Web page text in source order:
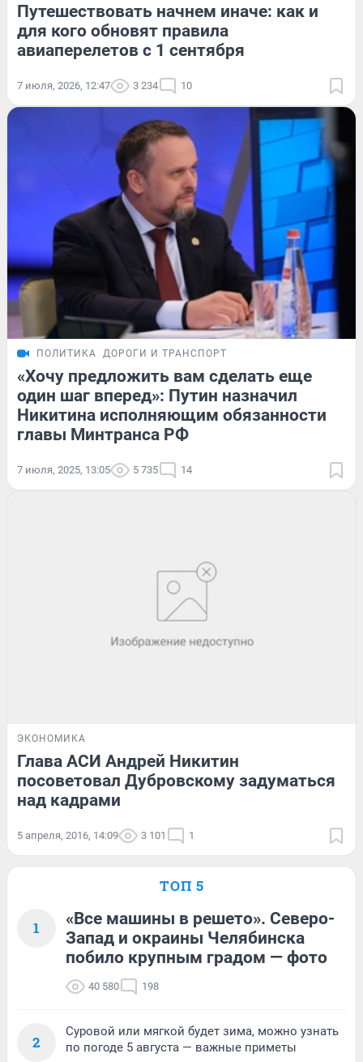
Путешествовать начнем иначе: как и
для кого обновят правила
авиаперелетов с 1 сентября
7 июля, 2026, 12:47 3 234 10
ПОЛИТИКА ДОРОГИ И ТРАНСПОРТ
«Хочу предложить вам сделать еще
один шаг вперед»: Путин назначил
Никитина исполняющим обязанности
главы Минтранса РФ
7 июля, 2025, 13:05 5 735 14
ЭКОНОМИКА
Глава АСИ Андрей Никитин
посоветовал Дубровскому задуматься
над кадрами
5 апреля, 2016, 14:09 3 101 1
ТОП 5
1
«Все машины в решето». Северо-
Запад и окраины Челябинска
побило крупным градом — фото
40 580 198
2
Суровой или мягкой будет зима, можно узнать
по погоде 5 августа — важные приметы